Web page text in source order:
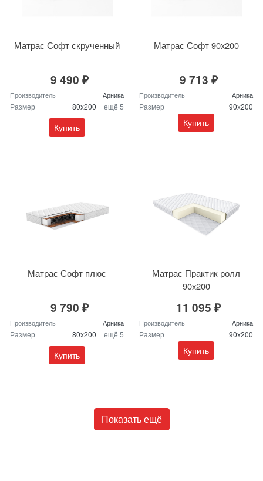
Матрас Софт скрученный
9 490 ₽
Производитель Арника
Размер 80x200 + ещё 5
Купить
Матрас Софт 90x200
9 713 ₽
Производитель Арника
Размер 90x200
Купить
Матрас Софт плюс
9 790 ₽
Производитель Арника
Размер 80x200 + ещё 5
Купить
Матрас Практик ролл
90x200
11 095 ₽
Производитель Арника
Размер 90x200
Купить
Показать ещё